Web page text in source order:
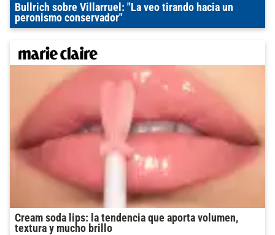
Bullrich sobre Villarruel: "La veo tirando hacia un
peronismo conservador"
Cream soda lips: la tendencia que aporta volumen,
textura y mucho brillo